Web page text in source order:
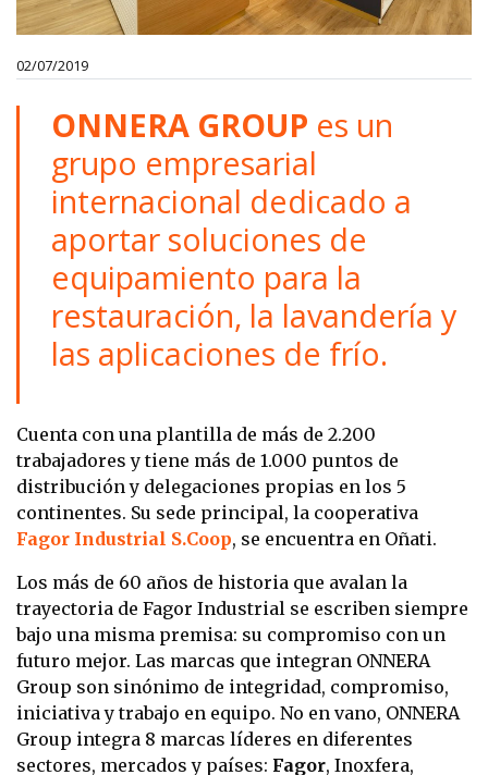
02/07/2019
ONNERA GROUP es un
grupo empresarial
internacional dedicado a
aportar soluciones de
equipamiento para la
restauración, la lavandería y
las aplicaciones de frío.
Cuenta con una plantilla de más de 2.200
trabajadores y tiene más de 1.000 puntos de
distribución y delegaciones propias en los 5
continentes. Su sede principal, la cooperativa
Fagor Industrial S.Coop, se encuentra en Oñati.
Los más de 60 años de historia que avalan la
trayectoria de Fagor Industrial se escriben siempre
bajo una misma premisa: su compromiso con un
futuro mejor. Las marcas que integran ONNERA
Group son sinónimo de integridad, compromiso,
iniciativa y trabajo en equipo. No en vano, ONNERA
Group integra 8 marcas líderes en diferentes
sectores, mercados y países: Fagor, Inoxfera,